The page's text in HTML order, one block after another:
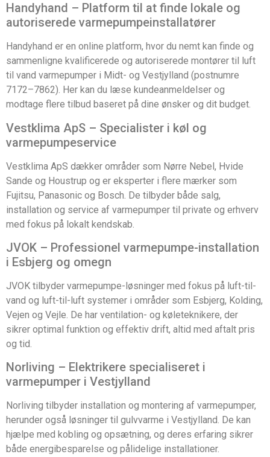
Handyhand – Platform til at finde lokale og
autoriserede varmepumpeinstallatører
Handyhand er en online platform, hvor du nemt kan finde og
sammenligne kvalificerede og autoriserede montører til luft
til vand varmepumper i Midt- og Vestjylland (postnumre
7172–7862). Her kan du læse kundeanmeldelser og
modtage flere tilbud baseret på dine ønsker og dit budget.
Vestklima ApS – Specialister i køl og
varmepumpeservice
Vestklima ApS dækker områder som Nørre Nebel, Hvide
Sande og Houstrup og er eksperter i flere mærker som
Fujitsu, Panasonic og Bosch. De tilbyder både salg,
installation og service af varmepumper til private og erhverv
med fokus på lokalt kendskab.
JVOK – Professionel varmepumpe-installation
i Esbjerg og omegn
JVOK tilbyder varmepumpe-løsninger med fokus på luft-til-
vand og luft-til-luft systemer i områder som Esbjerg, Kolding,
Vejen og Vejle. De har ventilation- og køleteknikere, der
sikrer optimal funktion og effektiv drift, altid med aftalt pris
og tid.
Norliving – Elektrikere specialiseret i
varmepumper i Vestjylland
Norliving tilbyder installation og montering af varmepumper,
herunder også løsninger til gulvvarme i Vestjylland. De kan
hjælpe med kobling og opsætning, og deres erfaring sikrer
både energibesparelse og pålidelige installationer.